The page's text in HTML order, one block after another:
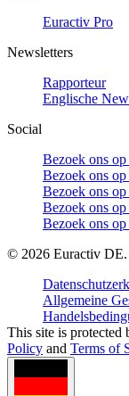
Euractiv Pro
Newsletters
Rapporteur
Englische
Social
Bezoek ons
Bezoek ons
Bezoek ons op
Bezoek ons op
Bezoek ons
© 2026 Euractiv
Allgemeine
This site is
Policy and Terms of